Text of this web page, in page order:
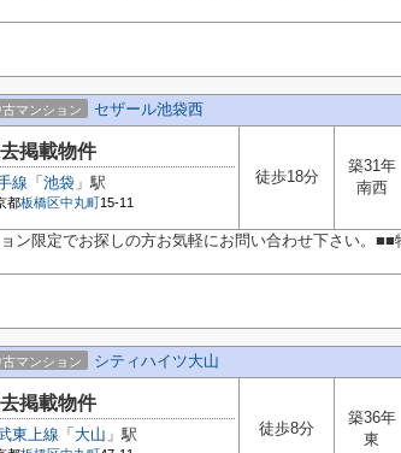
古マンション セザール池袋西
掲載物件
線 「 池袋 」駅
都板橋区中丸町15-11
徒歩18分
築31年
南西
ン限定でお探しの方お気軽にお問い合わせ下さい。
古マンション シティハイツ大山
掲載物件
東上線 「 大山 」駅 徒歩8分
築36年
東